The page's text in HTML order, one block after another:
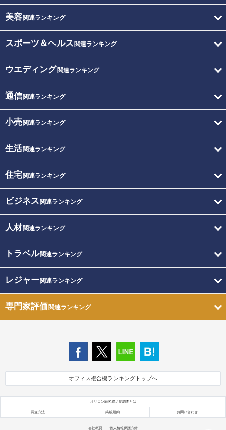
美容関連ランキング
スポーツ＆ヘルス 関連ランキング
ウエディング関連ランキング
通信関連ランキング
小売関連ランキング
生活関連ランキング
住宅関連ランキング
ビジネス 関連ランキング
人材関連ランキング
トラベル関連ランキング
レジャー関連ランキング
専門家評価関連ランキング
オフィス複合機ランキングトップへ
オリコン顧客満足度調査とは
調査方法 掲載規約 お問い合わせ
会社概要 個人情報保護方針